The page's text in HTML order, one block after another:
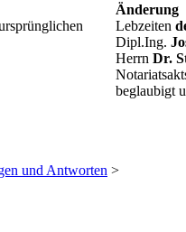
Änderung
Lebzeiten
Dipl.Ing.
Herrn Dr.
beglaubigt
und Antworten >